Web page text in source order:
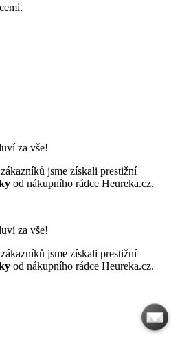
za vše!
jsme získali prestižní
od nákupního rádce Heureka.cz.
za vše!
jsme získali prestižní
od nákupního rádce Heureka.cz.